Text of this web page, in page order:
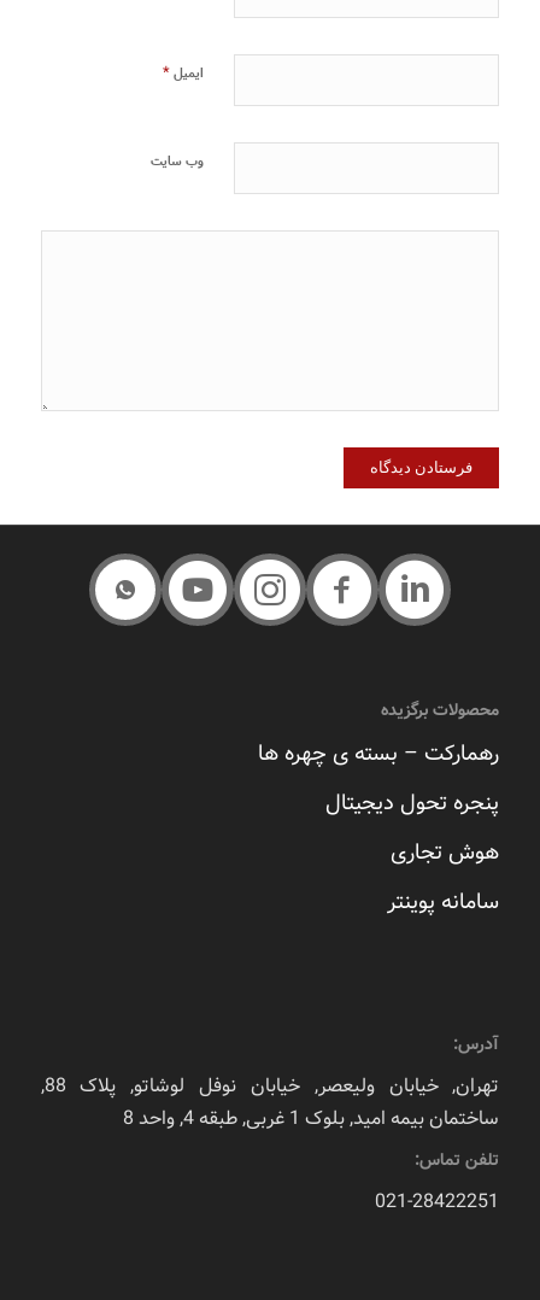
ایمیل*
وب‌ سایت
محصولات برگزیده
رهمارکت – بسته ی چهره ها
پنجره تحول دیجیتال
هوش تجاری
سامانه پوینتر
آدرس:
تهران, خیابان ولیعصر, خیابان نوفل لوشاتو, پلاک 88,
ساختمان بیمه امید, بلوک 1 غربی, طبقه 4, واحد 8
تلفن تماس:
021-28422251